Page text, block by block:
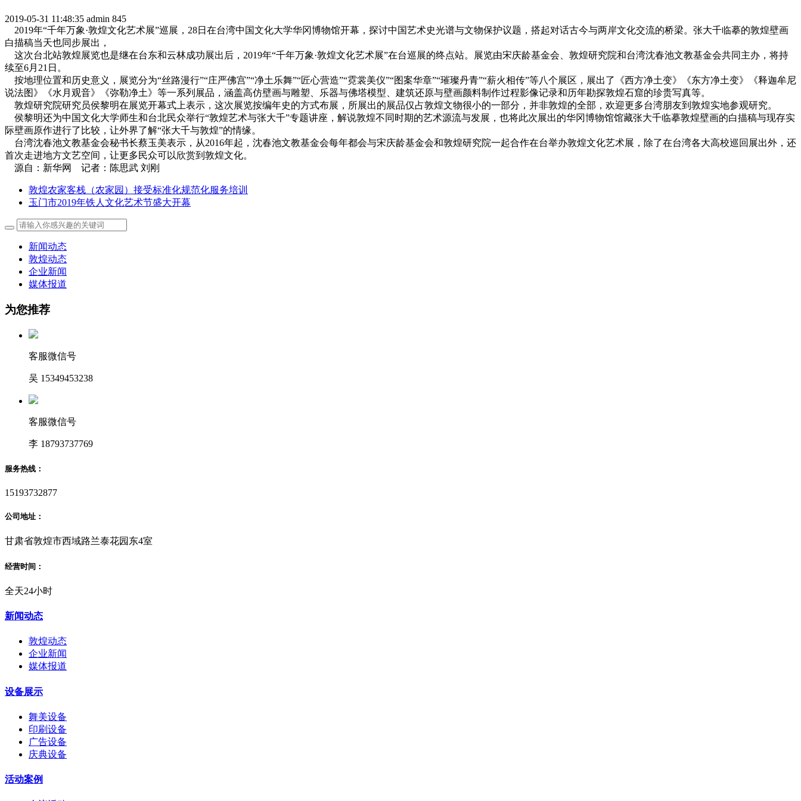
2019-05-31 11:48:35 admin 845
2019年“千年万象·敦煌文化艺术展”巡展，28日在台湾中国文化大学华冈博物馆开幕，探讨中国艺术史光谱与文物保护议题，搭起对话古今与两岸文化交流的桥梁。张大千临摹的敦煌壁画
白描稿当天也同步展出，
这次台北站敦煌展览也是继在台东和云林成功展出后，2019年“千年万象·敦煌文化艺术展”在台巡展的终点站。展览由宋庆龄基金会、敦煌研究院和台湾沈春池文教基金会共同主办，将持
续至6月21日。
按地理位置和历史意义，展览分为“丝路漫行”“庄严佛宫”“净土乐舞”“匠心营造”“霓裳美仪”“图案华章”“璀璨丹青”“薪火相传”等八个展区，展出了《西方净土变》《东方净土变》《释迦牟尼
说法图》《水月观音》《弥勒净土》等一系列展品，涵盖高仿壁画与雕塑、乐器与佛塔模型、建筑还原与壁画颜料制作过程影像记录和历年勘探敦煌石窟的珍贵写真等。
敦煌研究院研究员侯黎明在展览开幕式上表示，这次展览按编年史的方式布展，所展出的展品仅占敦煌文物很小的一部分，并非敦煌的全部，欢迎更多台湾朋友到敦煌实地参观研究。
侯黎明还为中国文化大学师生和台北民众举行“敦煌艺术与张大千”专题讲座，解说敦煌不同时期的艺术源流与发展，也将此次展出的华冈博物馆馆藏张大千临摹敦煌壁画的白描稿与现存实
际壁画原作进行了比较，让外界了解“张大千与敦煌”的情缘。
台湾沈春池文教基金会秘书长蔡玉美表示，从2016年起，沈春池文教基金会每年都会与宋庆龄基金会和敦煌研究院一起合作在台举办敦煌文化艺术展，除了在台湾各大高校巡回展出外，还
首次走进地方文艺空间，让更多民众可以欣赏到敦煌文化。
源自：新华网 记者：陈思武 刘刚
敦煌农家客栈（农家园）接受标准化规范化服务培训
玉门市2019年铁人文化艺术节盛大开幕
新闻动态
敦煌动态
企业新闻
媒体报道
为您推荐
客服微信号
吴 15349453238
客服微信号
李 18793737769
服务热线：
15193732877
公司地址：
甘肃省敦煌市西域路兰泰花园东4室
经营时间：
全天24小时
新闻动态
敦煌动态
企业新闻
媒体报道
设备展示
舞美设备
印刷设备
广告设备
庆典设备
活动案例